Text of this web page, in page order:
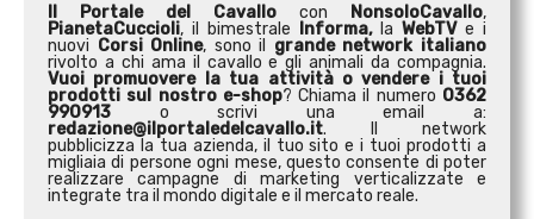
Il Portale del Cavallo con NonsoloCavallo,
PianetaCuccioli, il bimestrale Informa,laWebTVe i
nuovi Corsi Online, sono il grande network italiano
rivolto a chi ama il cavallo e gli animali da compagnia.
Vuoi promuovere la tua attività ovendere i tuoi
prodotti sul nostro e-shop? Chiama il numero 0362
990913 o scrivi una email a:
redazione@ilportaledelcavallo.it. Il network
pubblicizza la tua azienda, il tuo sito e i tuoi prodotti a
migliaia di persone ogni mese, questo consente di poter
realizzare campagne di marketing verticalizzate e
integrate tra il mondo digitale e il mercato reale.